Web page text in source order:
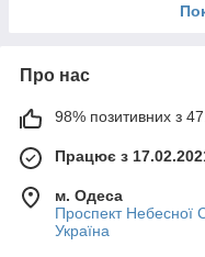
Про нас
98% позитивних з
Працює з
м. Одеса
Проспект Небесної
Україна